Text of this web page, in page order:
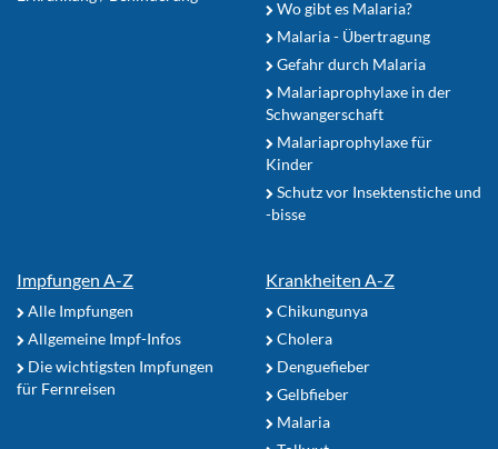
Wo gibt es Malaria?
Malaria - Übertragung
Gefahr durch Malaria
Malariaprophylaxe in der
Schwangerschaft
Malariaprophylaxe für
Kinder
Schutz vor Insektenstiche und
-bisse
Impfungen A-Z
Alle Impfungen
Allgemeine Impf-Infos
Die wichtigsten Impfungen
für Fernreisen
Krankheiten A-Z
Chikungunya
Cholera
Denguefieber
Gelbfieber
Malaria